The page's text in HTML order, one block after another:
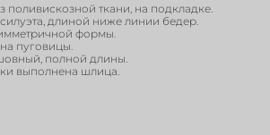
поливискозной ткани, на подкладке.
длиной ниже линии бедер.
формы.
пуговицы.
полной длины.
выполнена шлица.